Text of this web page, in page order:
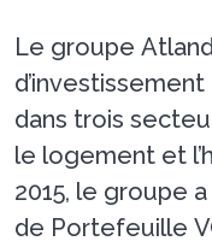
Le groupe
dans trois
le logement et
2015, le groupe
de Portefeuille